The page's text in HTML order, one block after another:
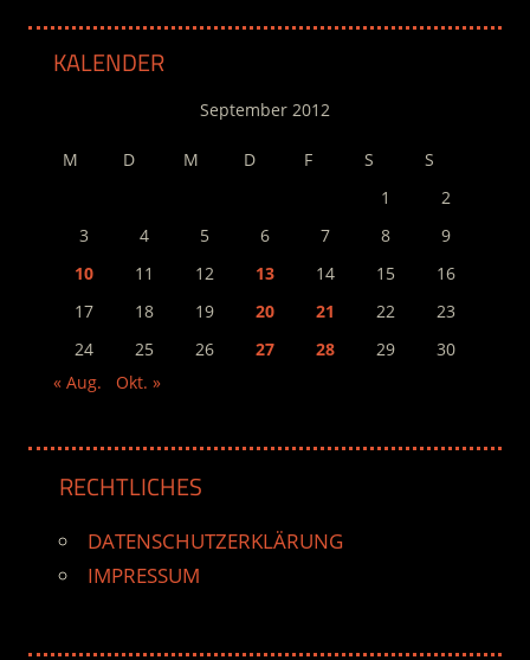
KALENDER
September 2012
M D M D F S
S
1
2
3
4 5 6 7 8
9
10
11 12 13 14 15
16
17
18 19 20 21 22
23
24
25 26 27 28 29
30
« Aug.
Okt. »
RECHTLICHES
DATENSCHUTZERKLÄRUNG
IMPRESSUM